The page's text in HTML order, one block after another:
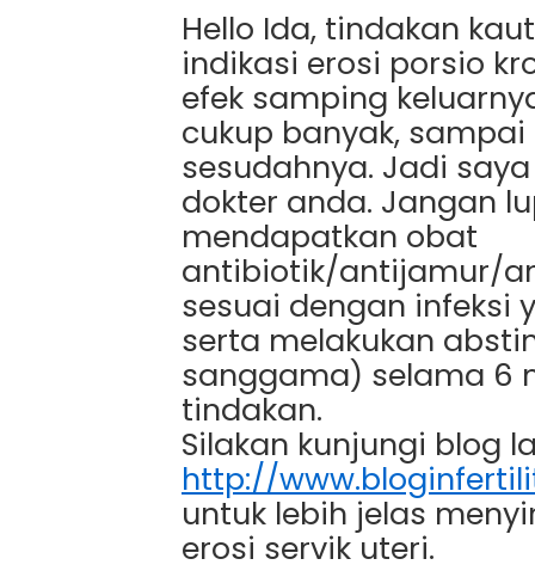
Hello Ida, tindakan
indikasi erosi porsio
efek samping
cukup banyak,
sesudahnya. Jadi
dokter anda. Jangan
mendapatkan obat
antibiotik/antijamur/
sesuai dengan infeksi
serta melakukan
sanggama) selama 6
tindakan.
Silakan kunjungi blog
http://
untuk lebih jelas
erosi servik uteri.